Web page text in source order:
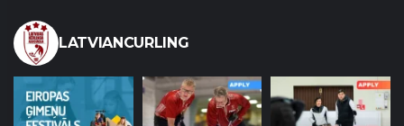
LATVIANCURLING